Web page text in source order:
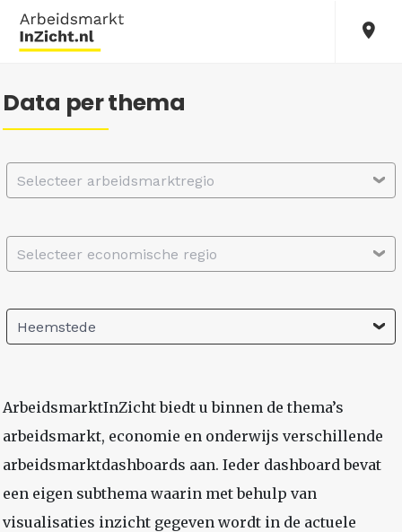
Data per thema
Selecteer arbeidsmarktregio
Selecteer economische regio
Heemstede
ArbeidsmarktInZicht biedt u binnen de thema’s
arbeidsmarkt, economie en onderwijs verschillende
arbeidsmarktdashboards aan. Ieder dashboard bevat
een eigen subthema waarin met behulp van
visualisaties inzicht gegeven wordt in de actuele